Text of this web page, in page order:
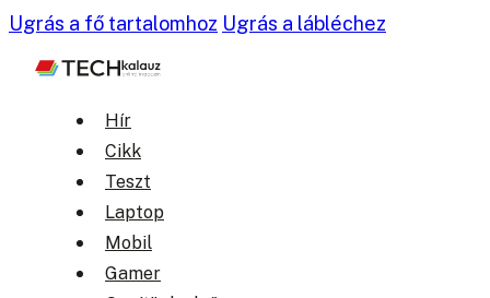
Ugrás a fő tartalomhoz Ugrás a lábléchez
Hír
Cikk
Teszt
Laptop
Mobil
Gamer